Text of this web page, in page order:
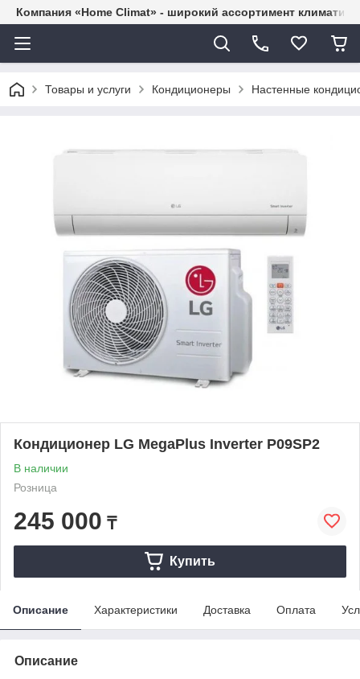
Компания «Home Climat» - широкий ассортимент
Товары и услуги Кондиционеры Настенные
Кондиционер LG MegaPlus Inverter Р09SP2
В наличии
Розница
245 000 ₸
Купить
Описание Характеристики Доставка Оплата
Описание